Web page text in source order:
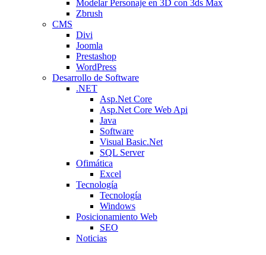
Modelar Personaje en 3D con 3ds Max
Zbrush
CMS
Divi
Joomla
Prestashop
WordPress
Desarrollo de Software
.NET
Asp.Net Core
Asp.Net Core Web Api
Java
Software
Visual Basic.Net
SQL Server
Ofimática
Excel
Tecnología
Tecnología
Windows
Posicionamiento Web
SEO
Noticias